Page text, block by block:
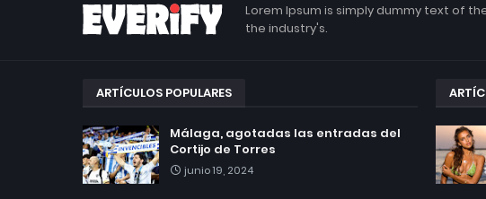
Lorem Ipsum is simply dummy text of
the industry's.
ARTÍCULOS POPULARES
Málaga, agotadas las entradas del
Cortijo de Torres
junio 19, 2024